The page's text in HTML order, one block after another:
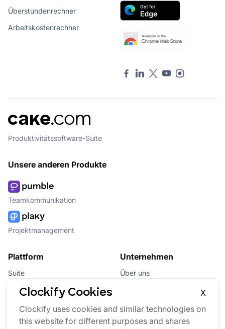
Clockify Cookies
X
Clockify uses cookies and similar technologies on
this website for different purposes and shares
Überstundenrechner
Arbeitskostenrechner
Produktivitätssoftware-Suite
Unsere anderen Produkte
Teamkommunikation
Projektmanagement
Plattform
Suite
Bundle
Updates
Marketplace
Unternehmen
Über uns
Brand